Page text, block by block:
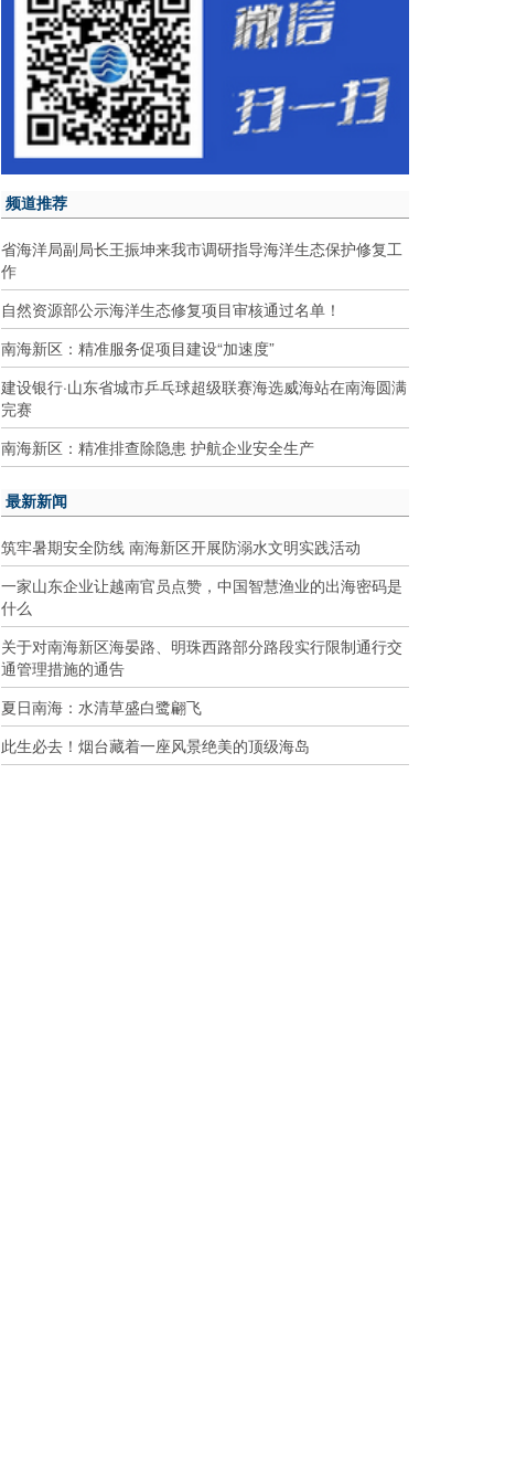
频道推荐
省海洋局副局长王振坤来我市调研指导海洋生态保护修复工
作
自然资源部公示海洋生态修复项目审核通过名单！
南海新区：精准服务促项目建设“加速度”
建设银行·山东省城市乒乓球超级联赛海选威海站在南海圆满
完赛
南海新区：精准排查除隐患 护航企业安全生产
最新新闻
筑牢暑期安全防线 南海新区开展防溺水文明实践活动
一家山东企业让越南官员点赞，中国智慧渔业的出海密码是
什么
关于对南海新区海晏路、明珠西路部分路段实行限制通行交
通管理措施的通告
夏日南海：水清草盛白鹭翩飞
此生必去！烟台藏着一座风景绝美的顶级海岛